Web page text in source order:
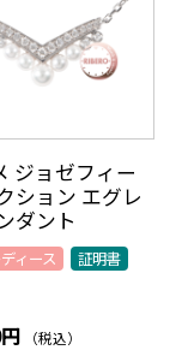
ジョゼフィー
ション エグレ
ダント
ィース
証明書
（税込）